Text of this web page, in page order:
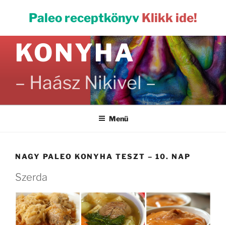
Paleo receptkönyv Klikk ide!
PALEO
KONYHA
– Haász Nikivel –
Menü
NAGY PALEO KONYHA TESZT – 10. NAP
Szerda